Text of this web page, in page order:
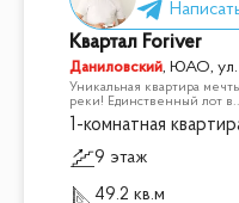
Квартал Foriver
Даниловский, ЮАО, ул.
Уникальная квартира
реки! Единственный лот в
1-комнатная
9 этаж
49.2 кв.м